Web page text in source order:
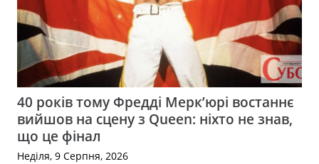
40 років тому Фредді Мерк’юрі востаннє
вийшов на сцену з Queen: ніхто не знав,
що це фінал
Неділя, 9 Серпня, 2026